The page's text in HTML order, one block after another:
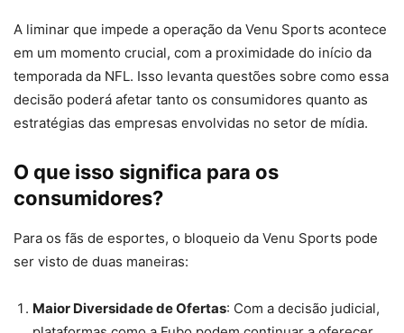
A liminar que impede a operação da Venu Sports acontece
em um momento crucial, com a proximidade do início da
temporada da NFL. Isso levanta questões sobre como essa
decisão poderá afetar tanto os consumidores quanto as
estratégias das empresas envolvidas no setor de mídia.
O que isso significa para os
consumidores?
Para os fãs de esportes, o bloqueio da Venu Sports pode
ser visto de duas maneiras:
Maior Diversidade de Ofertas: Com a decisão judicial,